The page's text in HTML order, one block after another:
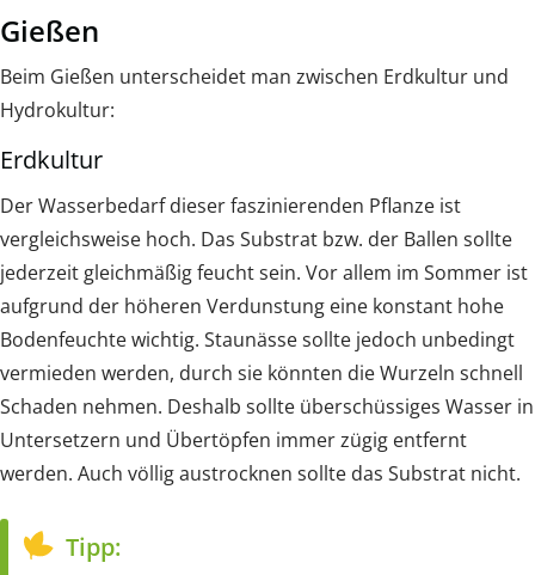
Gießen
Beim Gießen unterscheidet man zwischen Erdkultur und
Hydrokultur:
Erdkultur
Der Wasserbedarf dieser faszinierenden Pflanze ist
vergleichsweise hoch. Das Substrat bzw. der Ballen sollte
jederzeit gleichmäßig feucht sein. Vor allem im Sommer ist
aufgrund der höheren Verdunstung eine konstant hohe
Bodenfeuchte wichtig. Staunässe sollte jedoch unbedingt
vermieden werden, durch sie könnten die Wurzeln schnell
Schaden nehmen. Deshalb sollte überschüssiges Wasser in
Untersetzern und Übertöpfen immer zügig entfernt
werden. Auch völlig austrocknen sollte das Substrat nicht.
Tipp: